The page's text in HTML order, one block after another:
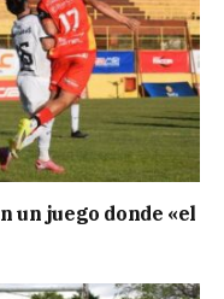
un juego donde «el